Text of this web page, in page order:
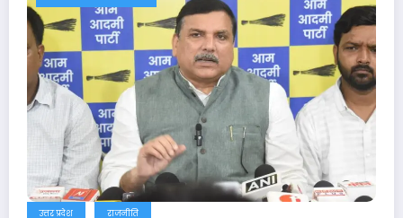
उत्तर प्रदेश राजनीति